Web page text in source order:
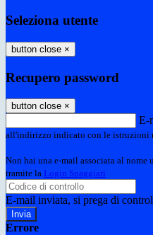
Seleziona utente
button close ×
Recupero password
button close ×
E-
all'indirizzo indicato con le istruzioni
Non hai una e-mail associata al nome
tramite la Login Spaggiari
E-mail inviata, si prega di
Errore